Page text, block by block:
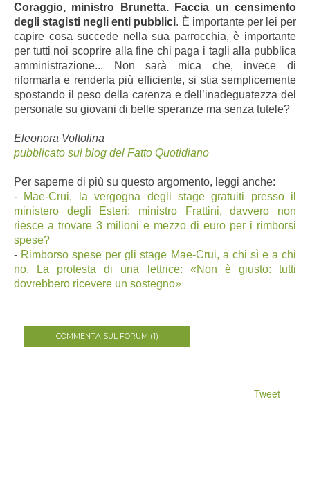
Coraggio, ministro Brunetta. Faccia un censimento
degli stagisti negli enti pubblici. È importante per lei per
capire cosa succede nella sua parrocchia, è importante
per tutti noi scoprire alla fine chi paga i tagli alla pubblica
amministrazione... Non sarà mica che, invece di
riformarla e renderla più efficiente, si stia semplicemente
spostando il peso della carenza e dell’inadeguatezza del
personale su giovani di belle speranze ma senza tutele?
Eleonora Voltolina
pubblicato sul blog del Fatto Quotidiano
Per saperne di più su questo argomento, leggi anche:
- Mae-Crui, la vergogna degli stage gratuiti presso il
ministero degli Esteri: ministro Frattini, davvero non
riesce a trovare 3 milioni e mezzo di euro per i rimborsi
spese?
- Rimborso spese per gli stage Mae-Crui, a chi sì e a chi
no. La protesta di una lettrice: «Non è giusto: tutti
dovrebbero ricevere un sostegno»
COMMENTA SUL FORUM (1)
Tweet